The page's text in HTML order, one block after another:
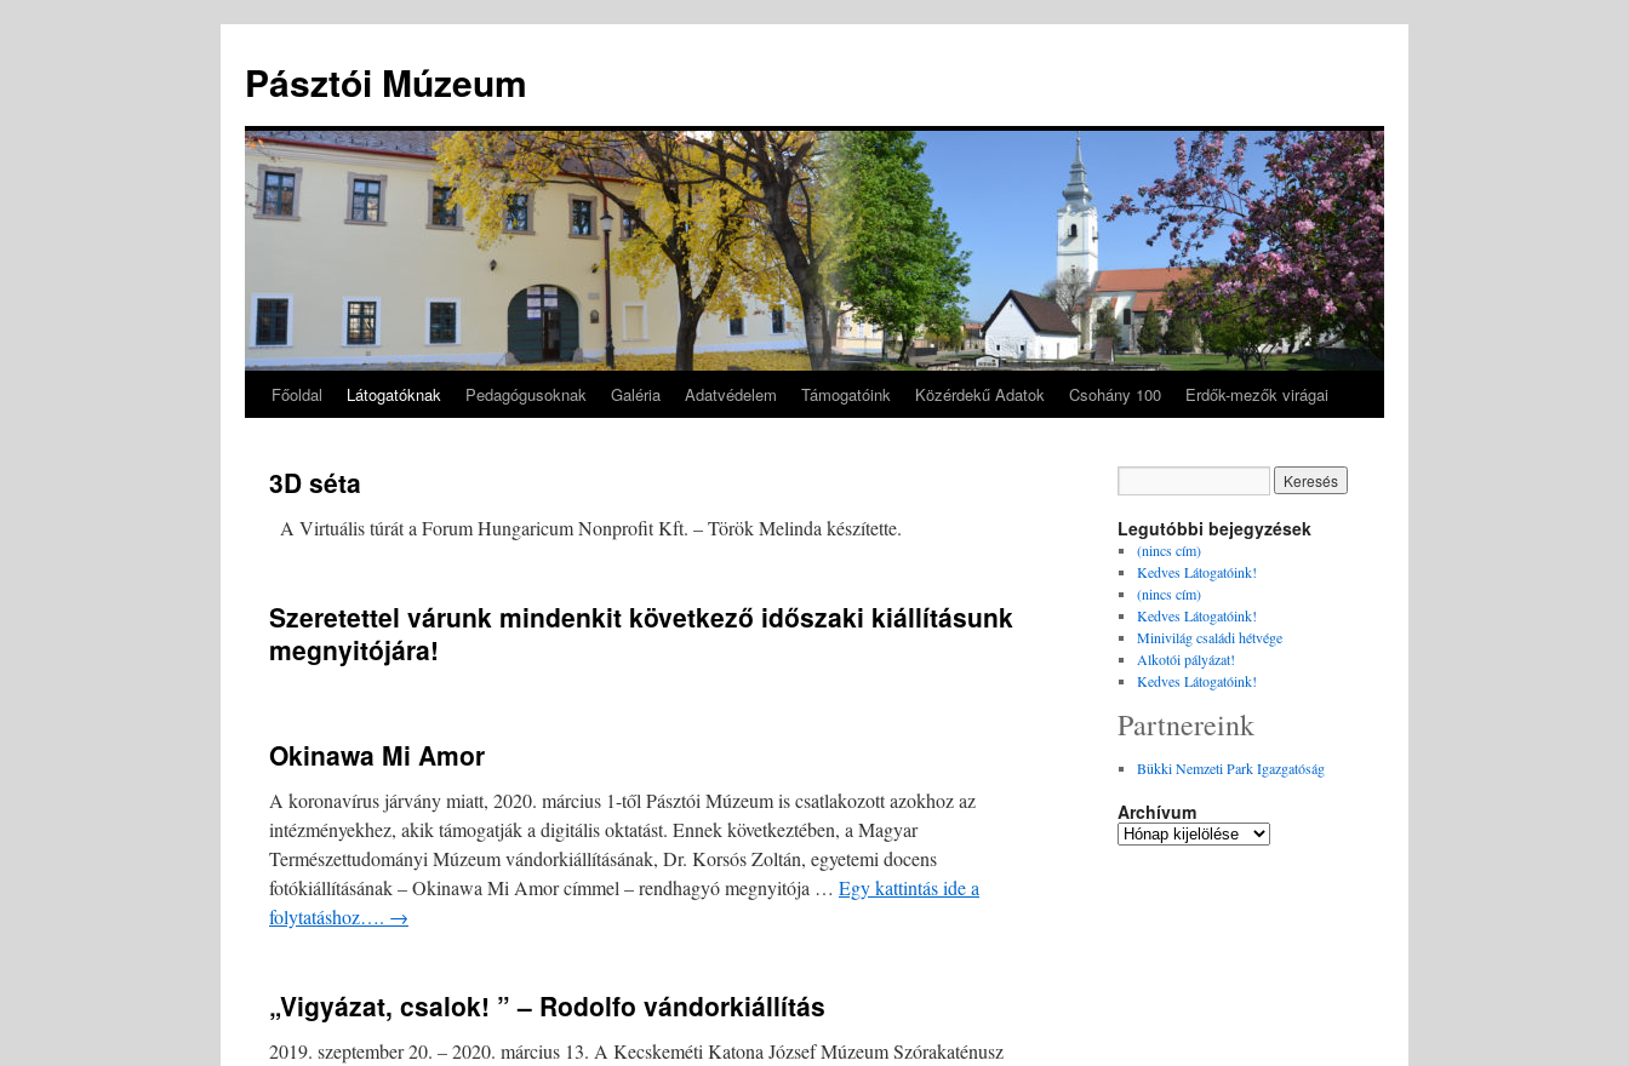
Pásztói Múzeum
Kilépés
tartalomba
Főoldal Látogatóknak Pedagógusoknak Galéria Adatvédelem Támogatóink Közérdekű Adatok Csohány 100 Erdők-mezők virágai
3D séta
A Virtuális túrát a Forum Hungaricum Nonprofit Kft. – Török Melinda készítette.
Szeretettel várunk mindenkit következő időszaki kiállításunk
megnyitójára!
Okinawa Mi Amor
A koronavírus járvány miatt, 2020. március 1-től Pásztói Múzeum is csatlakozott azokhoz az
intézményekhez, akik támogatják a digitális oktatást. Ennek következtében, a Magyar
Természettudományi Múzeum vándorkiállításának, Dr. Korsós Zoltán, egyetemi docens
fotókiállításának – Okinawa Mi Amor címmel – rendhagyó megnyitója … Egy kattintás ide a
folytatáshoz…. →
„Vigyázat, csalok! ” – Rodolfo vándorkiállítás
2019. szeptember 20. – 2020. március 13. A Kecskeméti Katona József Múzeum Szórakaténusz
Legutóbbi bejegyzések
(nincs cím)
Kedves Látogatóink!
(nincs cím)
Kedves Látogatóink!
Minivilág családi hétvége
Alkotói pályázat!
Kedves Látogatóink!
Partnereink
Bükki Nemzeti Park Igazgatóság
Archívum
Archívum